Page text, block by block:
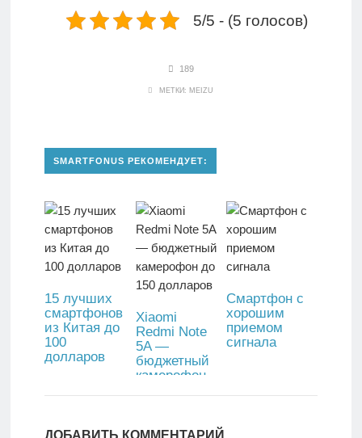
5/5 - (5 голосов)
189
МЕТКИ: MEIZU
SMARTFONUS РЕКОМЕНДУЕТ:
15 лучших
смартфонов
из Китая до
100
долларов
Xiaomi
Redmi Note
5A —
бюджетный
камерофон
Смартфон с
хорошим
приемом
сигнала
ДОБАВИТЬ КОММЕНТАРИЙ